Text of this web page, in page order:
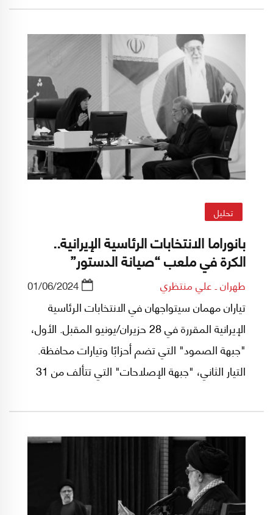
تُجرى جولة إعادة بين المرشحين الفائزين بأكبر عدد
من الأصوات في الخامس من تموز/يوليو المقبل.
تحليل
بانوراما الانتخابات الرئاسية الإيرانية..
الكرة في ملعب “صيانة الدستور”
طهران ـ علي منتظري 01/06/2024
تياران مهمان سيتواجهان في الانتخابات الرئاسية
الإيرانية المقررة في 28 حزيران/يونيو المقبل. الأول،
"جبهة الصمود" التي تضم أحزابًا وتيارات محافظة.
التيار الثاني، "جبهة الإصلاحات" التي تتألف من 31
خاتمي وقررّت المشاركة في الإنتخابات في حال تم
تأييد مرشح إصلاحي واحد أو أكثر من قبل مجلس
صيانة الدستور.. وإلا ستقاطع الإنتخابات.